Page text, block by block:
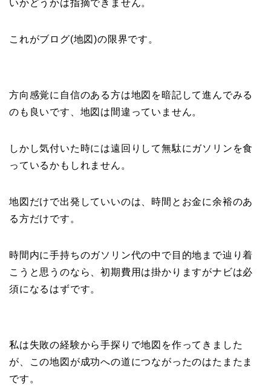
いかどうかは指摘できません。
これがブログ(地図)の限界です。
方向感覚に自信のある方は地図を暗記して進んでみる
のも良いです、地図は間違っていません。
しかし気付いた時には遠回りして無駄にガソリンを食
っているかもしれません。
地図だけで出発していいのは、時間とお金に余裕のあ
る方だけです。
時間内に手持ちのガソリン代の中で目的地まで辿り着
こうと思うのなら、初期費用は掛かりますがナビは必
須になるはずです。
私は失敗の経験から手探りで地図を作ってきました
が、この地図が成功への道につながったのはたまたま
です。